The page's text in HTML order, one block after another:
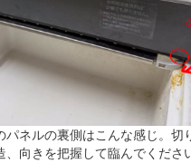
パネルの裏側はこんな感じ。切
向きを把握して臨んでくださ